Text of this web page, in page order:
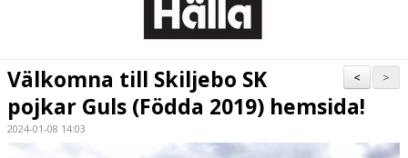
TRUPPEN
BILDGALLERI
>
<
Välkomna till Skiljebo SK
pojkar Guls (Födda 2019) hemsida!
2024-01-08 14:03